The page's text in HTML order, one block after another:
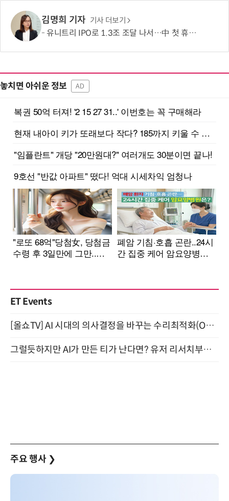
김명희 기자 기사 더보기
유니트리 IPO로 1.3조 조달 나서…中 첫 휴머노이드 상장사 탄생 임박
놓치면 아쉬운 정보 AD
ET Events
[올쇼TV] AI 시대의 의사결정을 바꾸는 수리최적화(Optimization) 소개 (8/20 생방송)
그럴듯하지만 AI가 만든 티가 난다면? 유저 리서치부터 배포까지! (9/15)
주요 행사 ❯